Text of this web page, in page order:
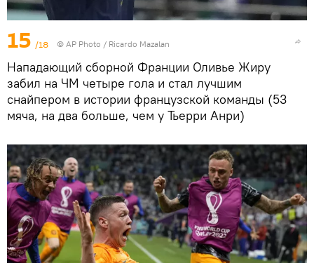
15 /18 © AP Photo / Ricardo Mazalan
Нападающий сборной Франции Оливье Жиру
забил на ЧМ четыре гола и стал лучшим
снайпером в истории французской команды (53
мяча, на два больше, чем у Тьерри Анри)